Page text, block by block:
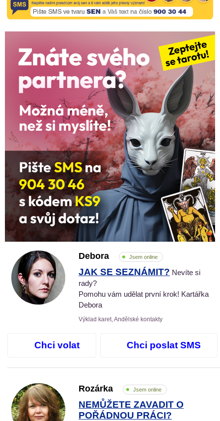
Debora Jsem online
JAK SE SEZNÁMIT? Nevíte si
rady?
Pomohu vám udělat první krok! Kartářka
Debora
Výklad karet, Andělské kontakty
Chci volat Chci poslat SMS
Rozárka Jsem online
NEMŮŽETE ZAVADIT O
POŘÁDNOU PRÁCI?